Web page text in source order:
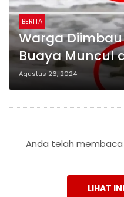
BERITA
Warga
Buaya Muncul
Penyandingan
Agustus 26, 2024
Anda telah
LIHAT